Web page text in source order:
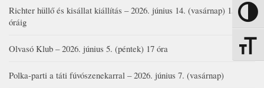
Nagy
Richter hüllő és kisállat kiállítás – 2026. június 14. (vasárnap) 15-17
óráig
Olvasó Klub – 2026. június 5. (péntek) 17 óra
Polka-parti a táti fúvószenekarral – 2026. június 7. (vasárnap)